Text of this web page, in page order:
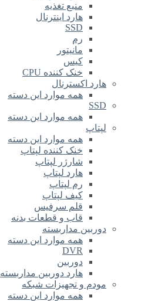
منبع تغذیه
هارد اینترنال
SSD
رم
مانیتور
کیس
خنک کننده CPU
هارد اکسترنال
همه موارد این دسته
SSD
همه موارد این دسته
لپتاپ
همه موارد این دسته
خنک کننده لپتاپ
شارژر لپتاپ
هارد لپتاپ
رم لپتاپ
کیف لپتاپ
قلم سرفیس
قاب و قطعات بدنه
دوربین مداربسته
همه موارد این دسته
DVR
دوربین
هارد دوربین مداربسته
مودم و تجهیزات شبکه
همه موارد این دسته